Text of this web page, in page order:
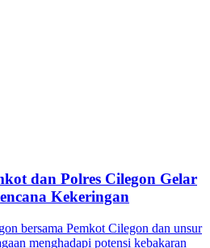
dan Polres Cilegon Gelar
Kekeringan
bersama Pemkot Cilegon dan unsur
menghadapi potensi kebakaran